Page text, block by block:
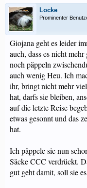
Locke
Prominenter
Giojana geht es leider
auch, dass es nicht
noch päppeln
auch wenig Heu. Ich
ihr, bringt nicht mehr
hat, darfs sie bleiben,
auf die letzte Reise
etwas gesonnt und das
hat.
Ich päppele sie nun
Säcke CCC verdrückt.
gut geht damit, soll sie